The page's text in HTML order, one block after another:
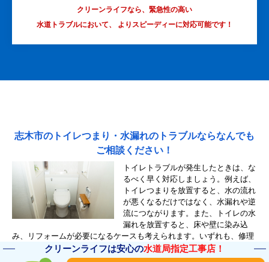
クリーンライフなら、緊急性の高い
水道トラブルにおいて、
よりスピーディーに対応可能です！
志木市のトイレつまり・水漏れのトラブルならなんでも
ご相談ください！
トイレトラブルが発生したときは、な
るべく早く対応しましょう。例えば、
トイレつまりを放置すると、水の流れ
が悪くなるだけではなく、水漏れや逆
流につながります。また、トイレの水
漏れを放置すると、床や壁に染み込
み、リフォームが必要になるケースも考えられます。いずれも、修理
するにはお金と時間がかかるので、トラブルには早めに対処したいと
ころです。すぐにトイレ修理を依頼できるように、あらかじめ修理業
クリーンライフは安心の水道局指定工事店！